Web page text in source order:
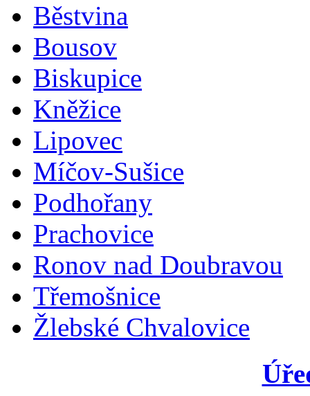
Běstvina
Bousov
Biskupice
Kněžice
Lipovec
Míčov-Sušice
Podhořany
Prachovice
Ronov nad Doubravou
Třemošnice
Žlebské Chvalovice